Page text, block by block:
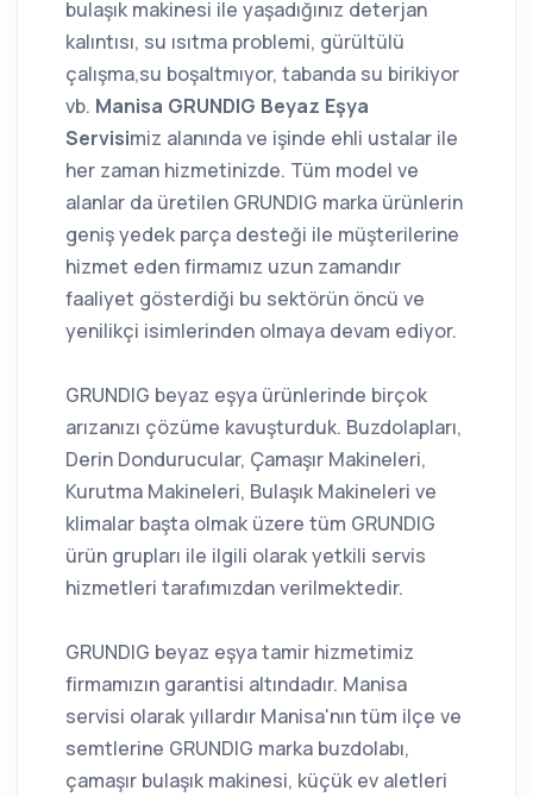
bulaşık makinesi ile yaşadığınız deterjan
kalıntısı, su ısıtma problemi, gürültülü
çalışma,su boşaltmıyor, tabanda su birikiyor
vb. Manisa GRUNDIG Beyaz Eşya
Servisimiz alanında ve işinde ehli ustalar ile
her zaman hizmetinizde. Tüm model ve
alanlar da üretilen GRUNDIG marka ürünlerin
geniş yedek parça desteği ile müşterilerine
hizmet eden firmamız uzun zamandır
faaliyet gösterdiği bu sektörün öncü ve
yenilikçi isimlerinden olmaya devam ediyor.
GRUNDIG beyaz eşya ürünlerinde birçok
arızanızı çözüme kavuşturduk. Buzdolapları,
Derin Dondurucular, Çamaşır Makineleri,
Kurutma Makineleri, Bulaşık Makineleri ve
klimalar başta olmak üzere tüm GRUNDIG
ürün grupları ile ilgili olarak yetkili servis
hizmetleri tarafımızdan verilmektedir.
GRUNDIG beyaz eşya tamir hizmetimiz
firmamızın garantisi altındadır. Manisa
servisi olarak yıllardır Manisa'nın tüm ilçe ve
semtlerine GRUNDIG marka buzdolabı,
çamaşır bulaşık makinesi, küçük ev aletleri